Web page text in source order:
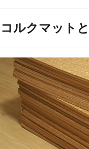
コルクマット